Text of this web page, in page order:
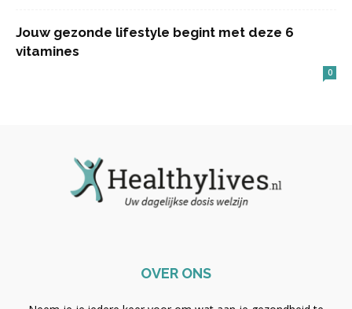
Jouw gezonde lifestyle begint met deze 6
vitamines
0
OVER ONS